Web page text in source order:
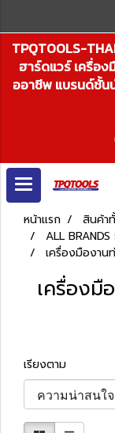
TPQTOOLS-
ฮาร์ดแวร์ เครื่อ
ออาชีพ แบรนด์ชั้น
หน้าแรก
สินค้า
ALL
เครื่องมืองา
เครื่องมื
เรียงตาม